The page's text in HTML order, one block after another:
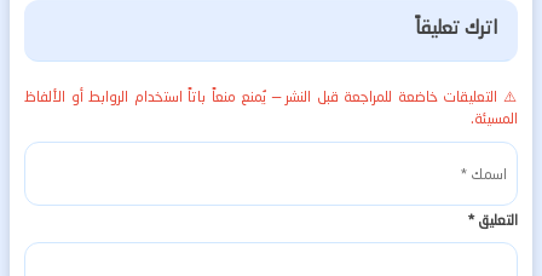
اترك تعليقاً
⚠️ التعليقات خاضعة للمراجعة قبل النشر — يُمنع منعاً باتاً استخدام الروابط أو الألفاظ
المسيئة.
التعليق*